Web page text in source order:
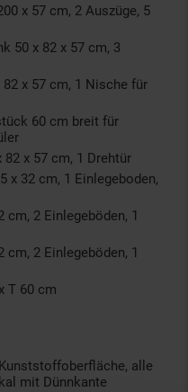
x 57 cm, 2 Auszüge, 5
50 x 82 x 57 cm, 3
x 57 cm, 1 Nische für
60 cm breit für
x 57 cm, 1 Drehtür
x 32 cm, 1 Einlegeboden,
cm, 2 Einlegeböden, 1
cm, 2 Einlegeböden, 1
T 60 cm
alle
mit Dünnkante